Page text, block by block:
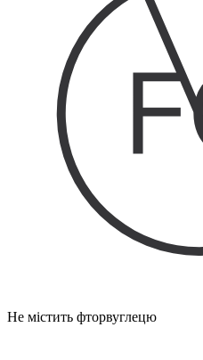
Не містить фторвуглецю